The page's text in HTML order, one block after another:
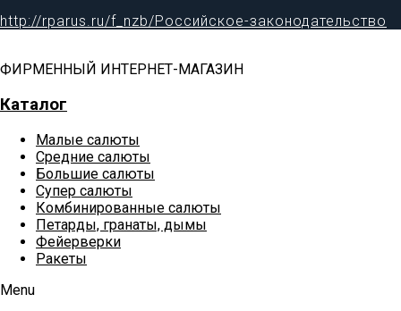
http://rparus.ru/f_nzb/Российское-законодательство
ФИРМЕННЫЙ ИНТЕРНЕТ-МАГАЗИН
Каталог
Малые салюты
Средние салюты
Большие салюты
Супер салюты
Комбинированные салюты
Петарды, гранаты, дымы
Фейерверки
Ракеты
Menu